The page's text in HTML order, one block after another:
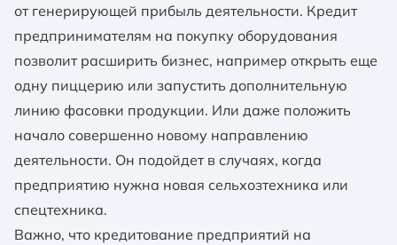
от генерирующей прибыль деятельности. Кредит
предпринимателям на покупку оборудования
позволит расширить бизнес, например открыть еще
одну пиццерию или запустить дополнительную
линию фасовки продукции. Или даже положить
начало совершенно новому направлению
деятельности. Он подойдет в случаях, когда
предприятию нужна новая сельхозтехника или
спецтехника.
Важно, что кредитование предприятий на